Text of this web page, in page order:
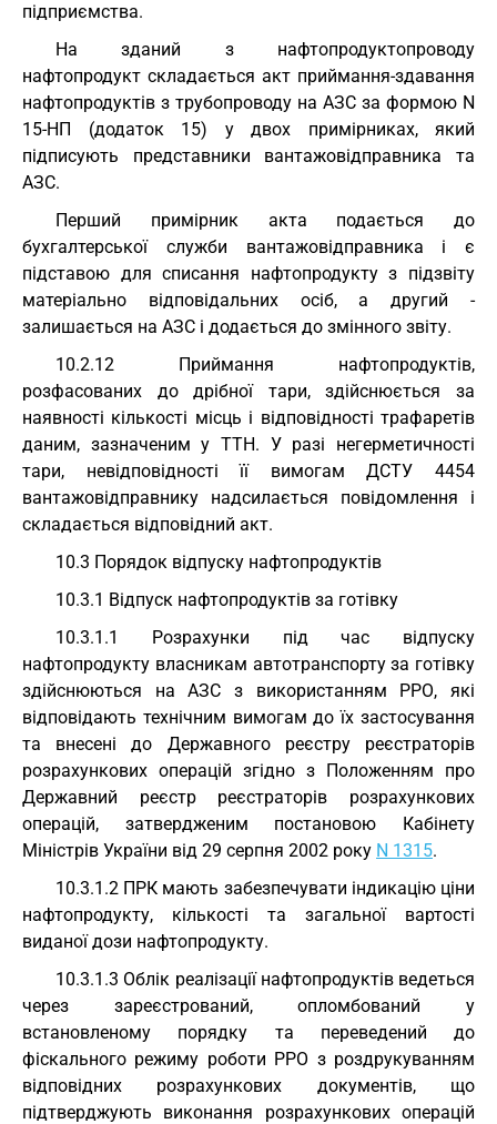
підприємства.
На зданий з нафтопродуктопроводу
нафтопродукт складається акт приймання-здавання
нафтопродуктів з трубопроводу на АЗС за формою N
15-НП (додаток 15) у двох примірниках, який
підписують представники вантажовідправника та
АЗС.
Перший примірник акта подається до
бухгалтерської служби вантажовідправника і є
підставою для списання нафтопродукту з підзвіту
матеріально відповідальних осіб, а другий -
залишається на АЗС і додається до змінного звіту.
10.2.12 Приймання нафтопродуктів,
розфасованих до дрібної тари, здійснюється за
наявності кількості місць і відповідності трафаретів
даним, зазначеним у ТТН. У разі негерметичності
тари, невідповідності її вимогам ДСТУ 4454
вантажовідправнику надсилається повідомлення і
складається відповідний акт.
10.3 Порядок відпуску нафтопродуктів
10.3.1 Відпуск нафтопродуктів за готівку
10.3.1.1 Розрахунки під час відпуску
нафтопродукту власникам автотранспорту за готівку
здійснюються на АЗС з використанням РРО, які
відповідають технічним вимогам до їх застосування
та внесені до Державного реєстру реєстраторів
розрахункових операцій згідно з Положенням про
Державний реєстр реєстраторів розрахункових
операцій, затвердженим постановою Кабінету
Міністрів України від 29 серпня 2002 року N 1315.
10.3.1.2 ПРК мають забезпечувати індикацію ціни
нафтопродукту, кількості та загальної вартості
виданої дози нафтопродукту.
10.3.1.3 Облік реалізації нафтопродуктів ведеться
через зареєстрований, опломбований у
встановленому порядку та переведений до
фіскального режиму роботи РРО з роздрукуванням
відповідних розрахункових документів, що
підтверджують виконання розрахункових операцій